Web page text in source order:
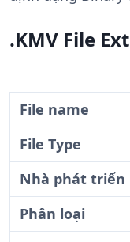
.KMV File
File name
File Type
Nhà phát triển
Phân loại